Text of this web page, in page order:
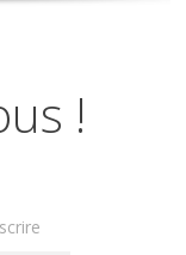
!